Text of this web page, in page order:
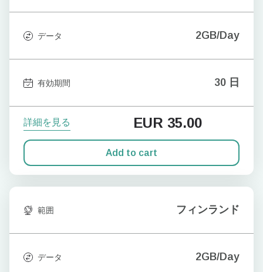
データ 2GB/Day
有効期間 30 日
詳細を見る EUR 35.00
Add to cart
範囲 フィンランド
データ 2GB/Day